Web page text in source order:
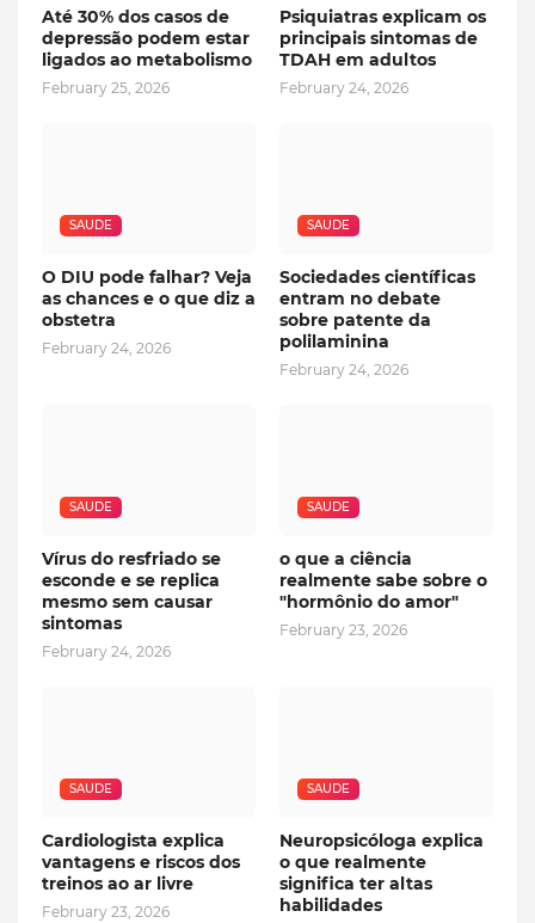
Até 30% dos casos de
depressão podem estar
ligados ao metabolismo
February 25, 2026
Psiquiatras explicam os
principais sintomas de
TDAH em adultos
February 24, 2026
SAUDE
O DIU pode falhar? Veja
as chances e o que diz a
obstetra
February 24, 2026
SAUDE
Sociedades científicas
entram no debate
sobre patente da
polilaminina
February 24, 2026
SAUDE
Vírus do resfriado se
esconde e se replica
mesmo sem causar
sintomas
February 24, 2026
SAUDE
o que a ciência
realmente sabe sobre o
"hormônio do amor"
February 23, 2026
SAUDE
Cardiologista explica
vantagens e riscos dos
treinos ao ar livre
February 23, 2026
SAUDE
Neuropsicóloga explica
o que realmente
significa ter altas
habilidades